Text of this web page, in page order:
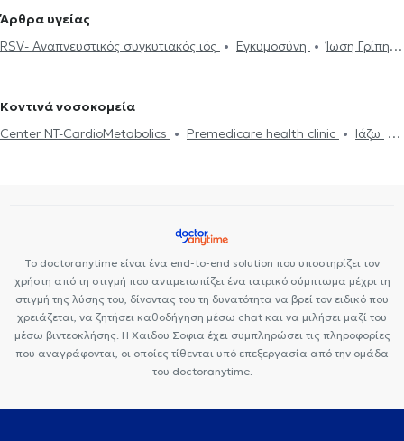
Παιδίατροι στα Εξάρχεια
Παιδίατροι στου Γκύζη
Προγεννητική συμβουλευτική
Αλλεργία
Γαστροοισοφαγική παλινδρόμηση
Εγκυμοσύνη
Άρθρα υγείας
RSV- Αναπνευστικός συγκυτιακός ιός
Εγκυμοσύνη
Ίωση Γρίπη
Κοντινά νοσοκομεία
Center NT-CardioMetabolics
Premedicare health clinic
Ιάζω
Το doctoranytime είναι ένα end-to-end solution που υποστηρίζει τον
χρήστη από τη στιγμή που αντιμετωπίζει ένα ιατρικό σύμπτωμα μέχρι τη
στιγμή της λύσης του, δίνοντας του τη δυνατότητα να βρεί τον ειδικό που
χρειάζεται, να ζητήσει καθοδήγηση μέσω chat και να μιλήσει μαζί του
μέσω βιντεοκλήσης. Η Χαιδου Σοφια έχει συμπληρώσει τις πληροφορίες
που αναγράφονται, οι οποίες τίθενται υπό επεξεργασία από την ομάδα
του doctoranytime.